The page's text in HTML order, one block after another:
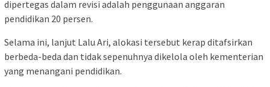
dipertegas dalam revisi adalah penggunaan anggaran
pendidikan 20 persen.
Selama ini, lanjut Lalu Ari, alokasi tersebut kerap ditafsirkan
berbeda-beda dan tidak sepenuhnya dikelola oleh kementerian
yang menangani pendidikan.